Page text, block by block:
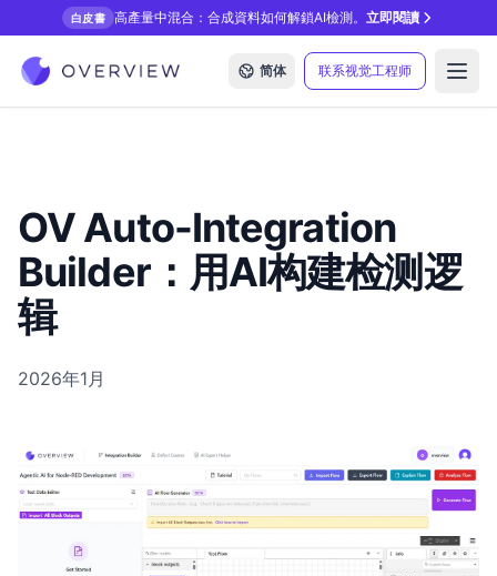
白皮書 高產量中混合：合成資料如何解鎖AI檢測。立即閱讀
简体 联系视觉工程师
OV Auto-Integration
Builder：用AI构建检测逻
辑
2026年1月